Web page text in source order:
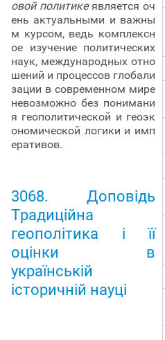
овой политикеявляется оч
ень актуальными и важны
м курсом, ведь комплексн
ое изучение политических
наук, международных отно
шений и процессов глобали
зации в современном мире
невозможно без понимани
я геополитической и геоэк
ономической логики и имп
еративов.
3068. Доповідь
Традиційна
геополітика і її
оцінки в
українській
історичній науці